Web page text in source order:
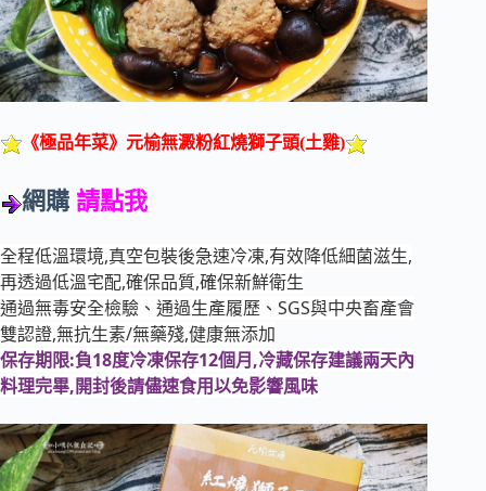
《極品年菜》元榆無澱粉紅燒獅子頭(土雞)
網購 請點我
全程低溫環境,真空包裝後急速冷凍,有效降低細菌滋生,
再透過低溫宅配,確保品質,確保新鮮衛生
通過無毒安全檢驗、通過生產履歷、SGS與中央畜產會
雙認證,無抗生素/無藥殘,健康無添加
保存期限:負18度冷凍保存12個月,冷藏保存建議兩天內
料理完畢,開封後請儘速食用以免影響風味